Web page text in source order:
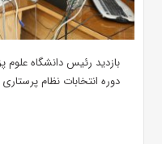
بازدید رئیس دانشگاه
دوره انتخابات نظام پرستاری